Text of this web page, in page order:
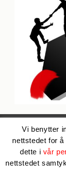
Copyright
Stavanger og
Vi benytter
nettstedet for
dette i vår
nettstedet